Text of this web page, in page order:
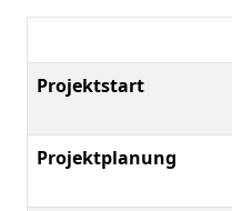
Projektstart
Projektplanung